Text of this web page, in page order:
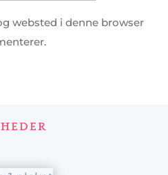
websted i denne browser